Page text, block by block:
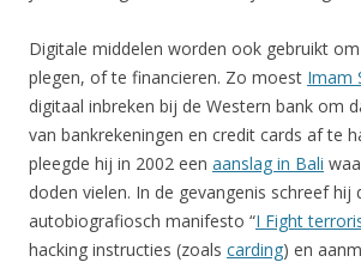
Digitale middelen worden ook gebruikt
plegen, of te financieren. Zo moest Imam
digitaal inbreken bij de Western bank om
van bankrekeningen en credit cards af te
pleegde hij in 2002 een aanslag in Bali
doden vielen. In de gevangenis schreef hij
autobiografiosch manifesto “I Fight
hacking instructies (zoals carding) en